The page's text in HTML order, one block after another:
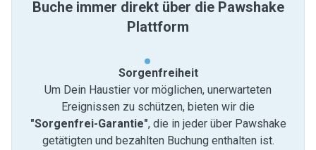
Buche immer direkt über die Pawshake
Plattform
Sorgenfreiheit
Um Dein Haustier vor möglichen, unerwarteten
Ereignissen zu schützen, bieten wir die
"Sorgenfrei-Garantie", die in jeder über Pawshake
getätigten und bezahlten Buchung enthalten ist.